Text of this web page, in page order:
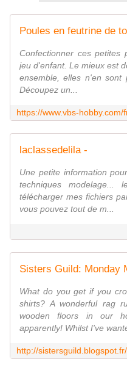
Confectionner ces petites
jeu d'enfant. Le mieux est
ensemble, elles n'en sont
Découpez un...
laclassedelila -
Une petite information
techniques
télécharger mes fichiers
vous pouvez tout de m...
What do you get if you
shirts? A wonderful rag
wooden floors in our
apparently! Whilst I've